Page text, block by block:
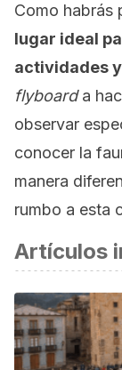
Como habrás
lugar ideal
actividades
flyboarda
observar
conocer la
manera
rumbo a esta
Artículos